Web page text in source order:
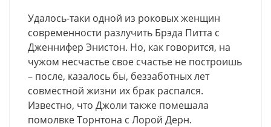
Удалось-таки одной из роковых женщин
современности разлучить Брэда Питта с
Дженнифер Энистон. Но, как говорится, на
чужом несчастье свое счастье не построишь
– после, казалось бы, беззаботных лет
совместной жизни их брак распался.
Известно, что Джоли также помешала
помолвке Торнтона с Лорой Дерн.